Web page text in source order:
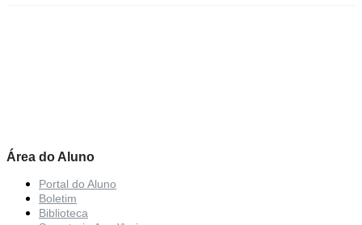
Área do Aluno
Portal do Aluno
Boletim
Biblioteca